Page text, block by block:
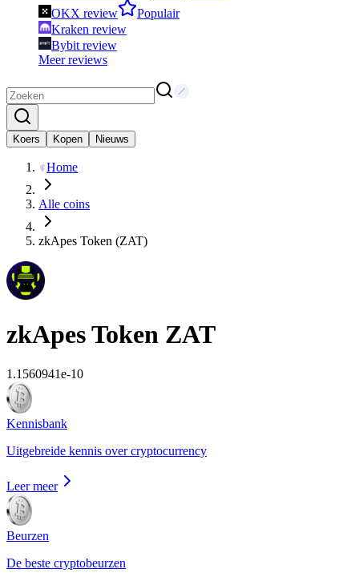
OKX review
Populair
Kraken review
Bybit review
Meer reviews
Koers Kopen Nieuws
Home
Alle coins
zkApes Token (ZAT)
zkApes Token ZAT
1.1560941e-10
Kennisbank
Uitgebreide kennis over cryptocurrency
Leer meer
Beurzen
De beste cryptobeurzen